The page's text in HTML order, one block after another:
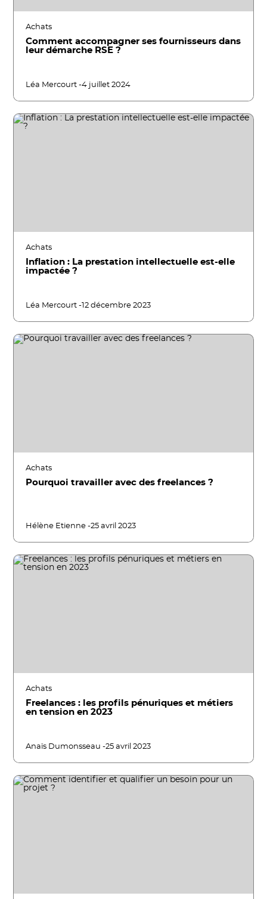
Achats
Comment accompagner ses fournisseurs dans
leur démarche RSE ?
Léa Mercourt -4 juillet 2024
Achats
Inflation : La prestation intellectuelle est-elle
impactée ?
Léa Mercourt -12 décembre 2023
Achats
Pourquoi travailler avec des freelances ?
Hélène Etienne -25 avril 2023
Achats
Freelances : les profils pénuriques et métiers
en tension en 2023
Anaïs Dumonsseau -25 avril 2023